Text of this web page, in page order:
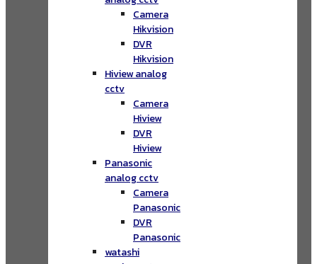
Camera
Hikvision
DVR
Hikvision
Hiview analog
cctv
Camera
Hiview
DVR
Hiview
Panasonic
analog cctv
Camera
Panasonic
DVR
Panasonic
watashi